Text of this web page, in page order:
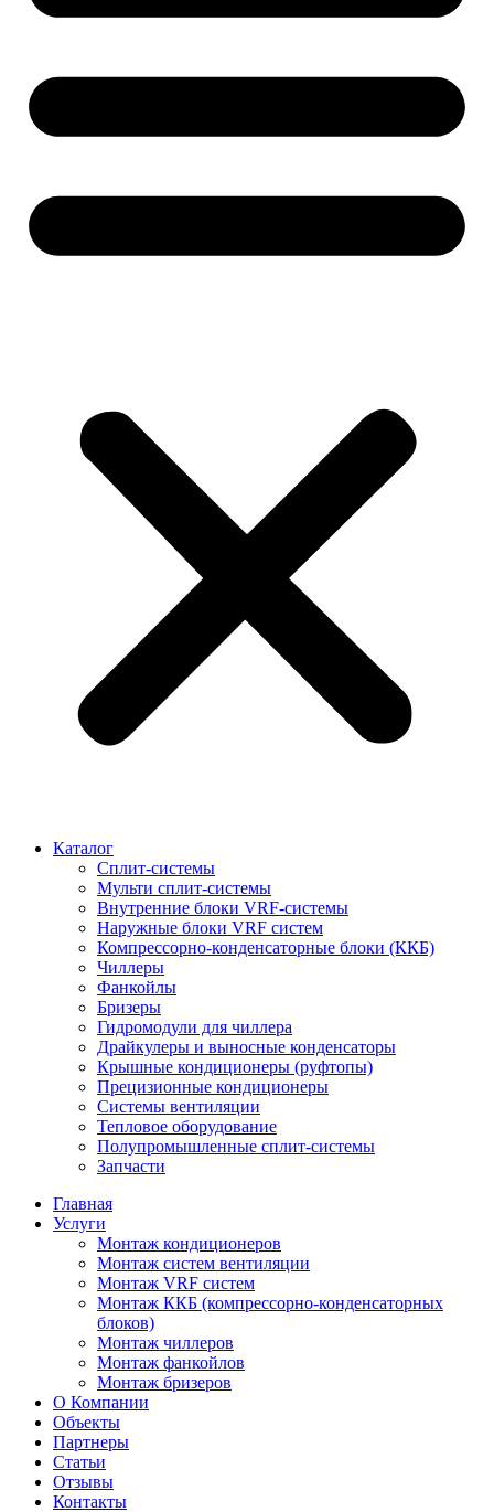
Каталог
Сплит-системы
Мульти сплит-системы
Внутренние блоки VRF-cистемы
Наружные блоки VRF cистем
Компрессорно-конденсаторные блоки (ККБ)
Чиллеры
Фанкойлы
Бризеры
Гидромодули для чиллера
Драйкулеры и выносные конденсаторы
Крышные кондиционеры (руфтопы)
Прецизионные кондиционеры
Системы вентиляции
Тепловое оборудование
Полупромышленные сплит-системы
Запчасти
Главная
Услуги
Монтаж кондиционеров
Монтаж cистем вентиляции
Монтаж VRF систем
Монтаж ККБ (компрессорно-конденсаторных
блоков)
Монтаж чиллеров
Монтаж фанкойлов
Монтаж бризеров
О Компании
Объекты
Партнеры
Статьи
Отзывы
Контакты